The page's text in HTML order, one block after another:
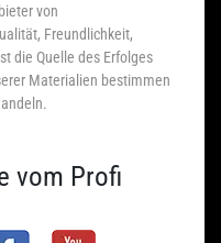
von
Freundlichkeit,
die Quelle des Erfolges
Materialien bestimmen
vom Profi